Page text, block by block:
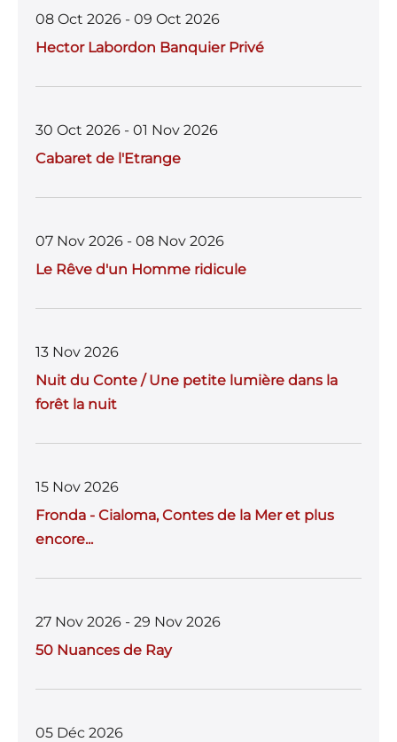
08 Oct 2026 - 09 Oct 2026
Hector Labordon Banquier Privé
30 Oct 2026 - 01 Nov 2026
Cabaret de l'Etrange
07 Nov 2026 - 08 Nov 2026
Le Rêve d'un Homme ridicule
13 Nov 2026
Nuit du Conte / Une petite lumière dans la
forêt la nuit
15 Nov 2026
Fronda - Cialoma, Contes de la Mer et plus
encore...
27 Nov 2026 - 29 Nov 2026
50 Nuances de Ray
05 Déc 2026